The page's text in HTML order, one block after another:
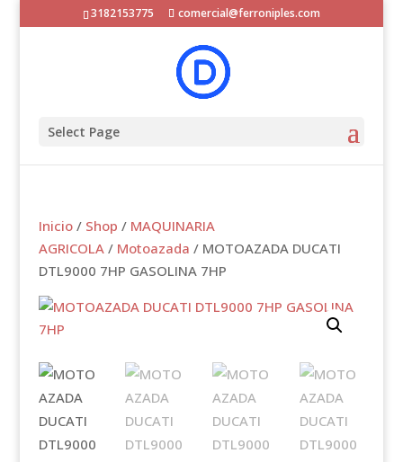
3182153775 comercial@ferroniples.com
Select Page
Inicio/ Shop / MAQUINARIA
AGRICOLA/ Motoazada / MOTOAZADA DUCATI
DTL9000 7HP GASOLINA 7HP